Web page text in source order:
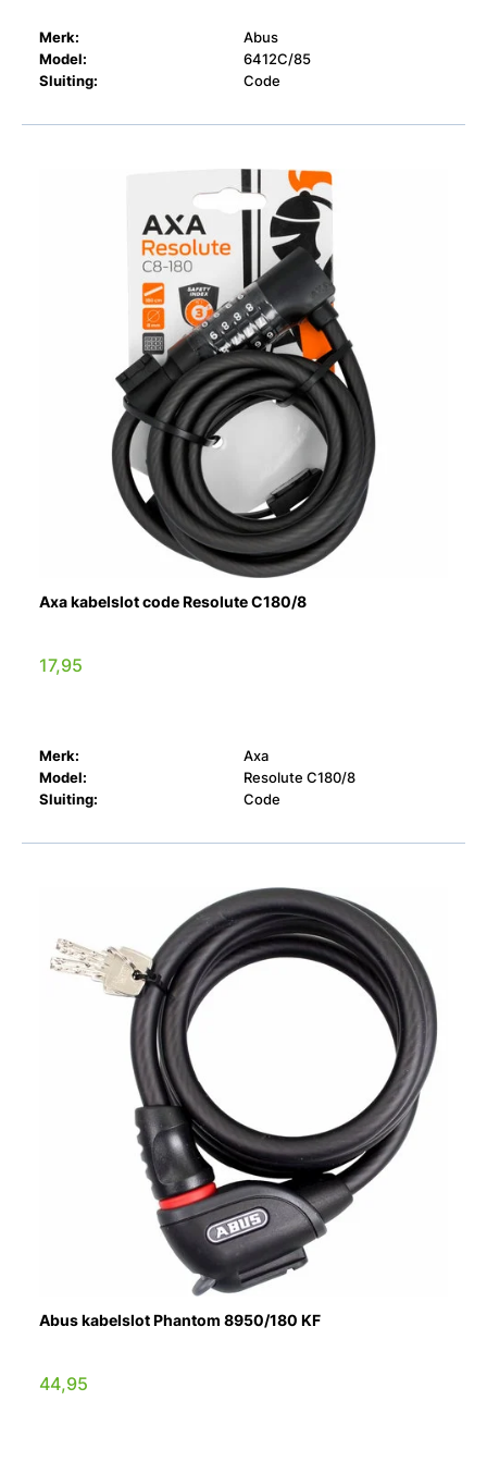
Merk:
Abus
Model:
6412C/85
Sluiting:
Code
Axa kabelslot code Resolute C180/8
17,95
Merk:
Axa
Model:
Resolute C180/8
Sluiting:
Code
Abus kabelslot Phantom 8950/180 KF
44,95